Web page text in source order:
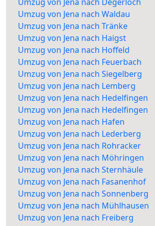
Umzug von Jena nach Waldau
Umzug von Jena nach Tränke
Umzug von Jena nach Haigst
Umzug von Jena nach Hoffeld
Umzug von Jena nach Feuerbach
Umzug von Jena nach Siegelberg
Umzug von Jena nach Lemberg
Umzug von Jena nach Hedelfingen
Umzug von Jena nach Hedelfingen
Umzug von Jena nach Hafen
Umzug von Jena nach Lederberg
Umzug von Jena nach Rohracker
Umzug von Jena nach Möhringen
Umzug von Jena nach Sternhäule
Umzug von Jena nach Fasanenhof
Umzug von Jena nach Sonnenberg
Umzug von Jena nach Mühlhausen
Umzug von Jena nach Freiberg